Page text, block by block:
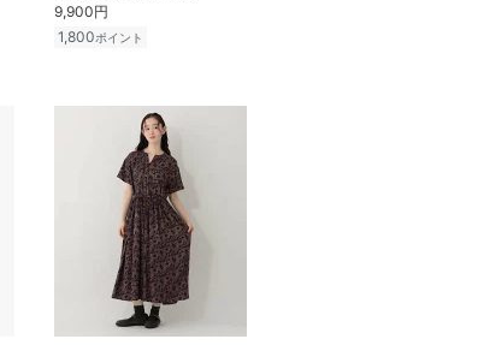
9,900円
1,800ポイント